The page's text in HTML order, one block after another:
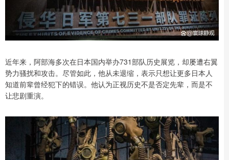
近年来，阿部海多次在日本国内举办731部队历史展览，却屡遭右翼
势力骚扰和攻击。尽管如此，他从未退缩，表示只想让更多日本人
知道前辈曾经犯下的错误。他认为正视历史不是否定先辈，而是不
让悲剧重演。